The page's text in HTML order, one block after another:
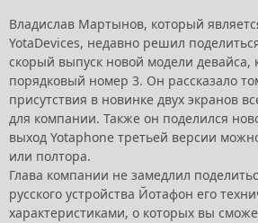
Владислав Мартынов, который
YotaDevices, недавно решил
скорый выпуск новой модели девайса,
порядковый номер 3. Он рассказало
присутствия в новинке двух экранов
для компании. Также он поделился
выход Yotaphone третьей версии
или полтора.
Глава компании не замедлил
русского устройства Йотафон его
характеристиками, о которых вы